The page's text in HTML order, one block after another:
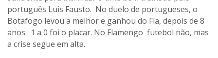
português Luis Fausto. No duelo de portugueses, o
Botafogo levou a melhor e ganhou do Fla, depois de 8
anos. 1 a 0 foi o placar. No Flamengo futebol não, mas
a crise segue em alta.